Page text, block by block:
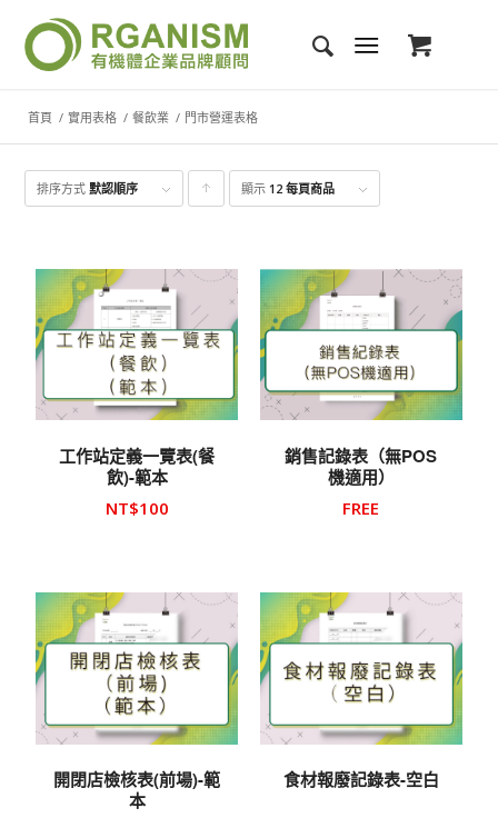
首頁 / 實用表格 / 餐飲業 / 門市營運表格
排序方式默認順序 點
品
顯示 12 每頁商品
工作站定義一覽表(餐
飲)-範本
NT$100
銷售記錄表（無POS
機適用）
FREE
開閉店檢核表(前場)-範
本
食材報廢記錄表-空白